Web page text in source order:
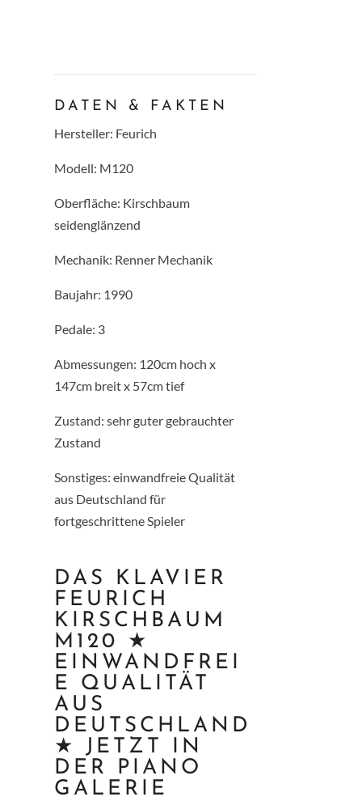
DATEN & FAKTEN
Hersteller: Feurich
Modell: M120
Oberfläche: Kirschbaum
seidenglänzend
Mechanik: Renner Mechanik
Baujahr: 1990
Pedale: 3
Abmessungen: 120cm hoch x
147cm breit x 57cm tief
Zustand: sehr guter gebrauchter
Zustand
Sonstiges: einwandfreie Qualität
aus Deutschland für
fortgeschrittene Spieler
DAS KLAVIER
FEURICH
KIRSCHBAUM
M120 ★
EINWANDFREI
E QUALITÄT
AUS
DEUTSCHLAND
★ JETZT IN
DER PIANO
GALERIE